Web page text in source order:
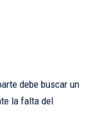
debe buscar un
la falta del